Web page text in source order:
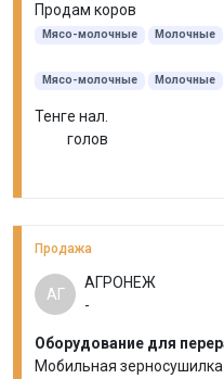
Продам коров
Мясо-молочные Молочные
Мясо-молочные Молочные
Тенге нал.
голов
Продажа
АГ
АГРОНЕЖ
-
Оборудование для
Мобильная